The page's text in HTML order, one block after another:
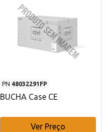
PN 48032291FP
BUCHA Case CE
Ver Preço